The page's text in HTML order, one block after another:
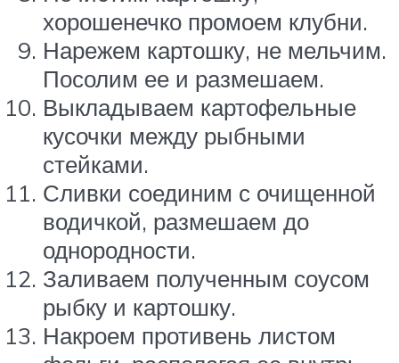
хорошенечко промоем клубни.
Нарежем картошку, не мельчим.
Посолим ее и размешаем.
Выкладываем картофельные
кусочки между рыбными
стейками.
Сливки соединим с очищенной
водичкой, размешаем до
однородности.
Заливаем полученным соусом
рыбку и картошку.
Накроем противень листом